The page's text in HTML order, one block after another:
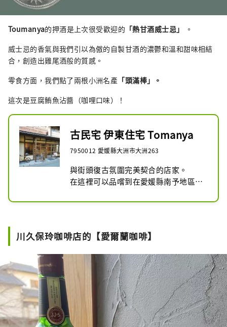
Toumanya的押酒是上次很受歡迎的 「熱甘酒威士忌」
。
威士忌的香氣與我們引以為傲的自製甘酒的濃鬱和溫和甜味相結
合，創造出雞尾酒般的質感。
零食方面，我們點了兩根小洲名產 「頭滿棒」。
這次是豆腐鮪魚沾醬（咖哩口味）！
古民宅 伊東住宅 Tomanya
7950012 愛媛縣大洲市大洲263
與街頭復古氛圍完美契合的店家。
在這裡可以品嚐到在愛媛縣南予地區很
雖然是饅頭，但很硬，店裡的牌子上寫
夏季，用當地甜酒製成的刨冰也很有
名，很受歡迎。
川久保玲咖啡店的【愛爾蘭咖啡】